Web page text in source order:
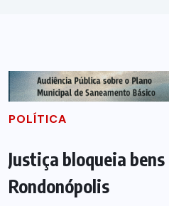
POLÍTICA
Justiça bloqueia
Rondonópolis